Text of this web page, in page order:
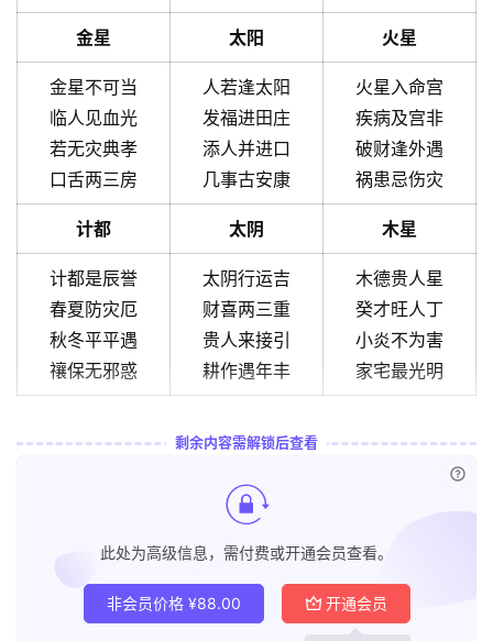
金星 太阳 火星
金星不可当
临人见血光
若无灾典孝
口舌两三房
人若逢太阳
发福进田庄
添人并进口
几事古安康
火星入命宫
疾病及宫非
破财逢外遇
祸患忌伤灾
计都 太阴 木星
计都是辰誉
春夏防灾厄
秋冬平平遇
禳保无邪惑
太阴行运吉
财喜两三重
贵人来接引
耕作遇年丰
木德贵人星
癸才旺人丁
小炎不为害
家宅最光明
剩余内容需解锁后查看
此处为高级信息，需付费或开通会员查看。
非会员价格 ¥88.00 开通会员